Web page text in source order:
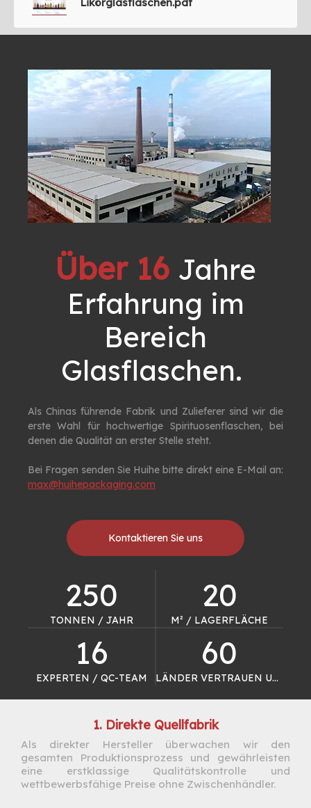
Über 16 Jahre
Erfahrung im
Bereich
Glasflaschen. ​​​​​​​
Als Chinas führende Fabrik und Zulieferer sind wir die
erste Wahl für hochwertige Spirituosenflaschen, bei
denen die Qualität an erster Stelle steht.
Bei Fragen senden Sie Huihe bitte direkt eine E-Mail an:
max@huihepackaging.com
Kontaktieren Sie uns
250
TONNEN / JAHR
20
M² / LAGERFLÄCHE
16
EXPERTEN / QC-TEAM
60
LÄNDER VERTRAUEN UNS
1. Direkte Quellfabrik
Als direkter Hersteller überwachen wir den
gesamten Produktionsprozess und gewährleisten
eine erstklassige Qualitätskontrolle und
wettbewerbsfähige Preise ohne Zwischenhändler.